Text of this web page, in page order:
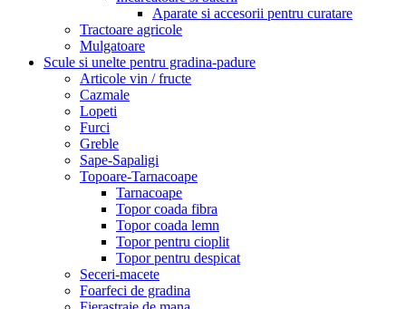
Aparate si accesorii pentru curatare
Tractoare agricole
Mulgatoare
Scule si unelte pentru gradina-padure
Articole vin / fructe
Cazmale
Lopeti
Furci
Greble
Sape-Sapaligi
Topoare-Tarnacoape
Tarnacoape
Topor coada fibra
Topor coada lemn
Topor pentru cioplit
Topor pentru despicat
Seceri-macete
Foarfeci de gradina